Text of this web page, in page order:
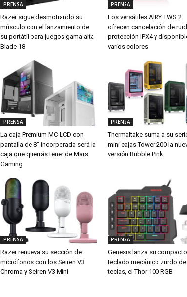
PRENSA
Razer sigue desmotrando su
músculo con el lanzamiento de
su portátil para juegos gama alta
Blade 18
PRENSA
Los versátiles AIRY TWS 2
ofrecen cancelación de
protección IPX4 y
varios colores
PRENSA
La caja Premium MC-LCD con
pantalla de 8″ incorporada será la
caja que querrás tener de Mars
Gaming
PRENSA
Thermaltake suma a su
mini cajas Tower 200 la
versión Bubble Pink
PRENSA
Razer renueva su sección de
micrófonos con los Seiren V3
Chroma y Seiren V3 Mini
PRENSA
Genesis lanza su compacto
teclado mecánico zurdo de
teclas, el Thor 100 RGB